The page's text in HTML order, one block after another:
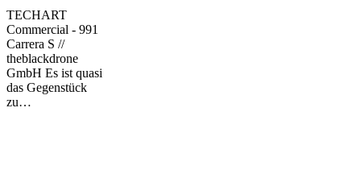
S
in
Frankfurt
TECHART
Commercial - 991
Carrera S //
theblackdrone
GmbH Es ist quasi
das Gegenstück
zu…